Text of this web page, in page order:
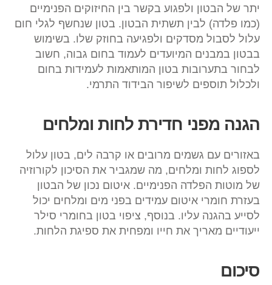
יתר של הבטון ולפגוע בקשר בין החיזוקים הפנימיים
(כמו פלדה) לבין תשתית הבטון. בטון שנחשף לגלי חום
עלול לסבול מסדקים ולפגיעה בחוזק שלו. בשימוש
בבטון במבנים המיועדים לעמוד בחום גבוה, חשוב
לבחור בתערובות בטון המותאמות לעמידות בחום
ולכלול תוספים לשיפור הבידוד התרמי.
הגנה מפני חדירת לחות ומלחים
באזורים עם גשמים מרובים או קרבה לים, בטון עלול
לספוג לחות ומלחים, מה שמגביר את הסיכון לקורוזיה
של מוטות הפלדה הפנימיים. איטום נכון של הבטון
בעזרת חומרי איטום עמידים בפני מים ומלחים יכול
לסייע בהגנה עליו. בנוסף, ציפוי בטון בחומרי סילר
ייעודיים מאריך את חייו ומפחית את ספיגת הלחות.
סיכום